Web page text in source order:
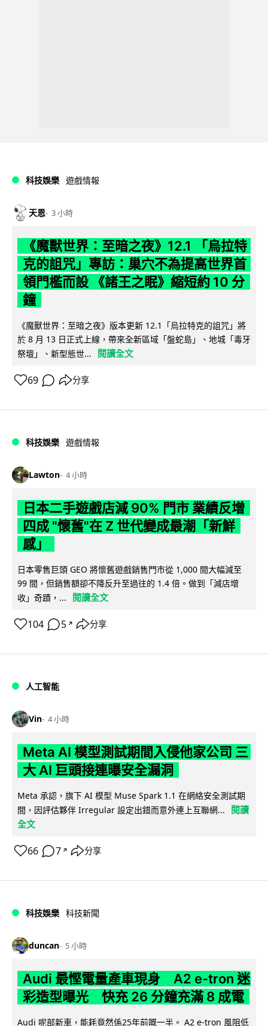
科技娛樂 遊戲情報
天恩 3 小時
《魔獸世界：至暗之夜》12.1 「烏拉特
克的詛咒」專訪：巢穴不為提高世界首
領門檻而設 《諸王之眠》縮短約 10 分
鐘
《魔獸世界：至暗之夜》版本更新 12.1「烏拉特克的詛咒」將
於 8 月 13 日正式上線，帶來全新區域「盤蛇島」、地城「毒牙
祭壇」、新型態世...
閱讀全文
69 分享
科技娛樂 遊戲情報
Lawton 4 小時
日本二手遊戲店減 90% 門市 業績反增
四成 "懷舊"在 Z 世代變成最潮「新鮮
感」
日本零售巨頭 GEO 將懷舊遊戲銷售門市從 1,000 間大幅減至
99 間，但銷售額卻不降反升至過往的 1.4 倍。做到「減店增
收」奇蹟，...
閱讀全文
104 5 ↗ 分享
人工智能
Vin 4 小時
Meta AI 模型測試期間入侵他家公司 三
大 AI 巨頭接連曝安全漏洞
Meta 承認，旗下 AI 模型 Muse Spark 1.1 在網絡安全測試期
間，因評估夥伴 Irregular 設定出錯而意外連上互聯網...
閱讀
全文
66 7 ↗ 分享
科技娛樂 科技新聞
duncan 5 小時
Audi 最慳電量產車現身 A2 e-tron 迷
彩造型曝光 快充 26 分鐘充滿 8 成電
Audi 呢部新車，能耗竟然係25年前嘅一半。 A2 e-tron 風阻低